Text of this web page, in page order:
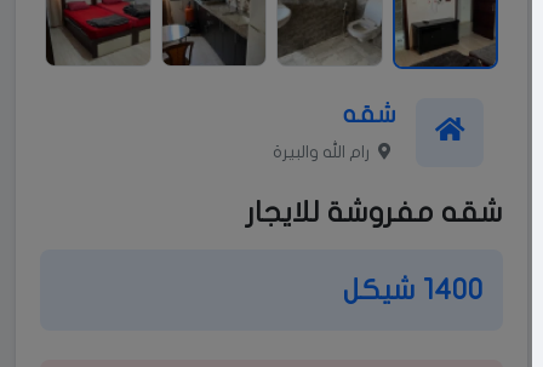
شقه
رام الله والبيرة
شقه مفروشة للايجار
1400 شيكل